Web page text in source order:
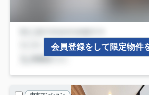
会員登録をして限定物件